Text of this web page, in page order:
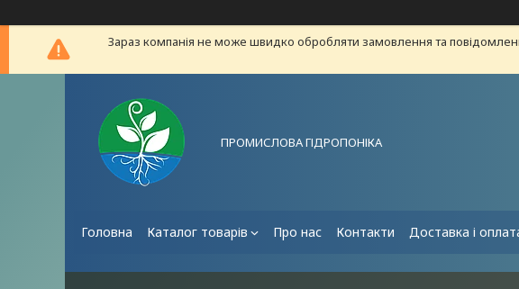
Зараз компанія не може швидко обробляти замовлення та
ПРОМИСЛОВА ГІДРОПОНІКА
Головна Каталог товарів Про нас Контакти Доставка і